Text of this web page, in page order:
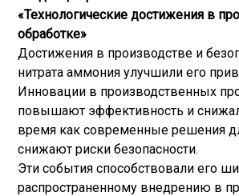
«Технологические достижения в
обработке»
Достижения в производстве и
нитрата аммония улучшили его
Инновации в производственных
повышают эффективность и
время как современные решения
снижают риски безопасности.
Эти события способствовали его
распространенному внедрению в